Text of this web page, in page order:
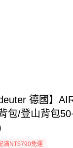
deuter 德國】
包/登山背包
滿NT$790免運